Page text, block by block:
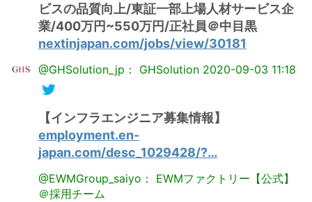
ビスの品質向上/東証一部上場人材サービス企
業/400万円~550万円/正社員＠中目黒
nextinjapan.com/jobs/view/30181
@GHSolution_jp： GHSolution 2020-09-03 11:18
【インフラエンジニア募集情報】
employment.en-
japan.com/desc_1029428/?…
@EWMGroup_saiyo： EWMファクトリー【公式】
＠採用チーム